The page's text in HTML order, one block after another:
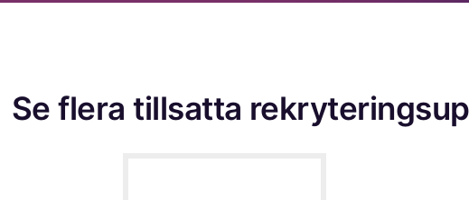
Se flera tillsatta